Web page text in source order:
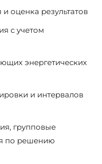
оценка результатов
с учетом
энергетических
и интервалов
групповые
по решению